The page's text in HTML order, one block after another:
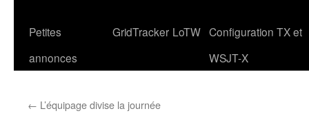
Petites
annonces
GridTracker LoTW Configuration TX et
WSJT-X
← L’équipage divise la journée